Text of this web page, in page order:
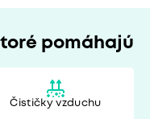
pomáhajú
Čističky vzduchu